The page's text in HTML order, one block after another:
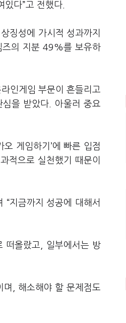
다”고 전했다.
징성에 가시적 성과까지
즈의 지분 49%를 보유하
인게임 부문이 흔들리고
심을 받았다. 아울러 중요
게임하기’에 빠른 입점
적으로 실천했기 때문이
지금까지 성공에 대해서
떠올랐고, 일부에서는 방
, 해소해야 할 문제점도